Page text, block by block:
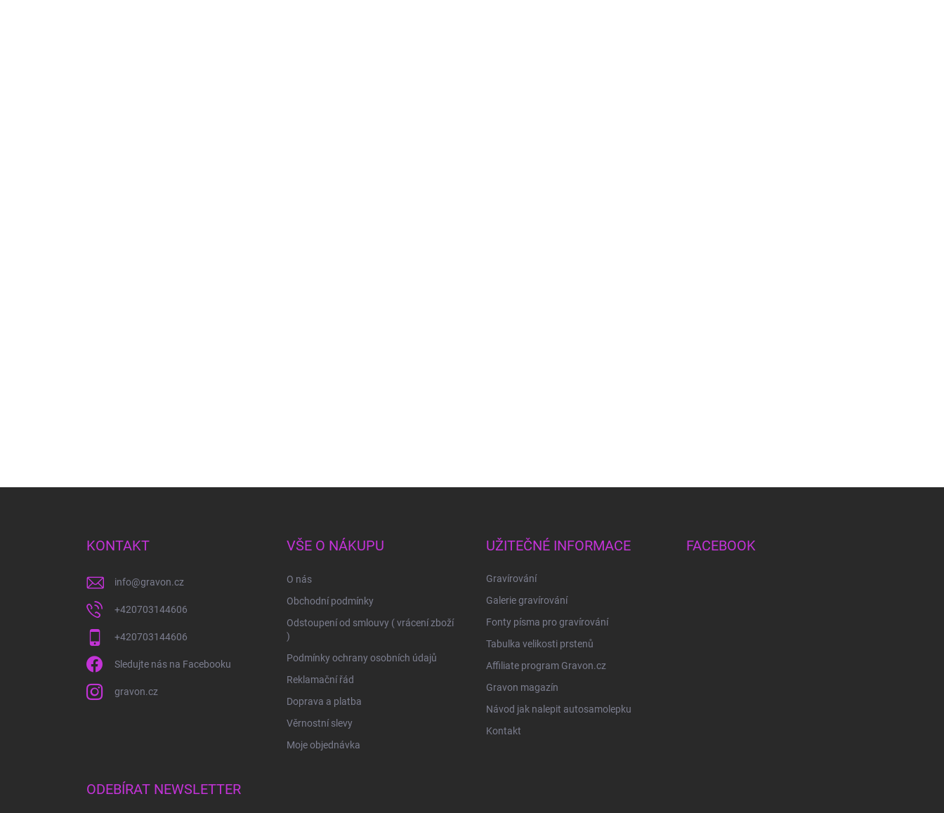
KONTAKT
info@gravon.cz
+420703144606
+420703144606
Sledujte nás na Facebooku
gravon.cz
VŠE O NÁKUPU
O nás
Obchodní podmínky
Odstoupení od smlouvy ( vrácení zboží
)
Podmínky ochrany osobních údajů
Reklamační řád
Doprava a platba
Věrnostní slevy
Moje objednávka
UŽITEČNÉ INFORMACE
Gravírování
Galerie gravírování
Fonty písma pro gravírování
Tabulka velikosti prstenů
Affiliate program Gravon.cz
Gravon magazín
Návod jak nalepit autosamolepku
Kontakt
FACEBOOK
ODEBÍRAT NEWSLETTER